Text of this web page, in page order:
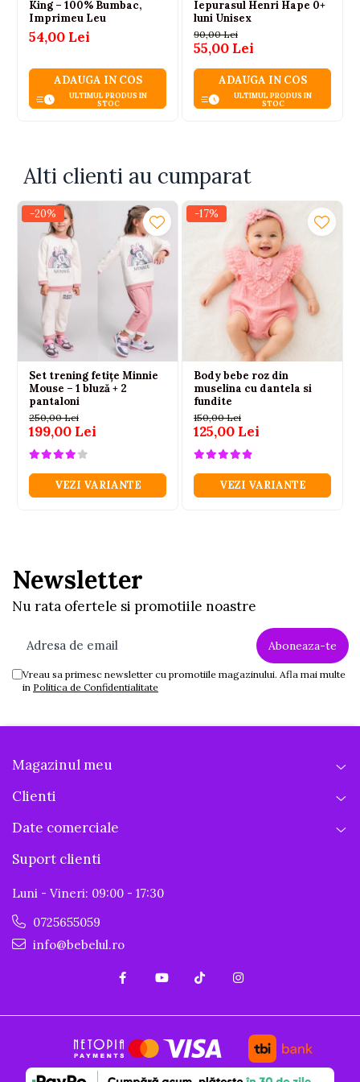
King – 100% Bumbac,
Imprimeu Leu
54,00 Lei
ADAUGA IN COS
ULTIMUL PRODUS IN
STOC
Iepurasul Henri Hape 0+
luni Unisex
90,00 Lei
55,00 Lei
ADAUGA IN COS
ULTIMUL PRODUS IN
STOC
Alti clienti au cumparat
-20%
Set trening fetițe Minnie
Mouse – 1 bluză + 2
pantaloni
250,00 Lei
199,00 Lei
VEZI VARIANTE
-17%
Body bebe roz din
muselina cu dantela si
fundite
150,00 Lei
125,00 Lei
VEZI VARIANTE
Newsletter
Nu rata ofertele si promotiile noastre
Vreau sa primesc newsletter cu promotiile magazinului. Afla mai multe
in Politica de Confidentialitate
Magazinul meu
Clienti
Date comerciale
Suport clienti
Luni - Vineri: 09:00 - 17:30
0725655059
info@bebelul.ro